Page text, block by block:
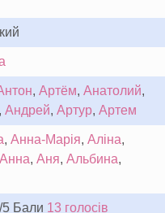
, Артём, Анатолий,
, Андрей, Артур, Артем
, Анна-Марія, Аліна,
Анна, Аня, Альбина,
5 Бали 13 голосів